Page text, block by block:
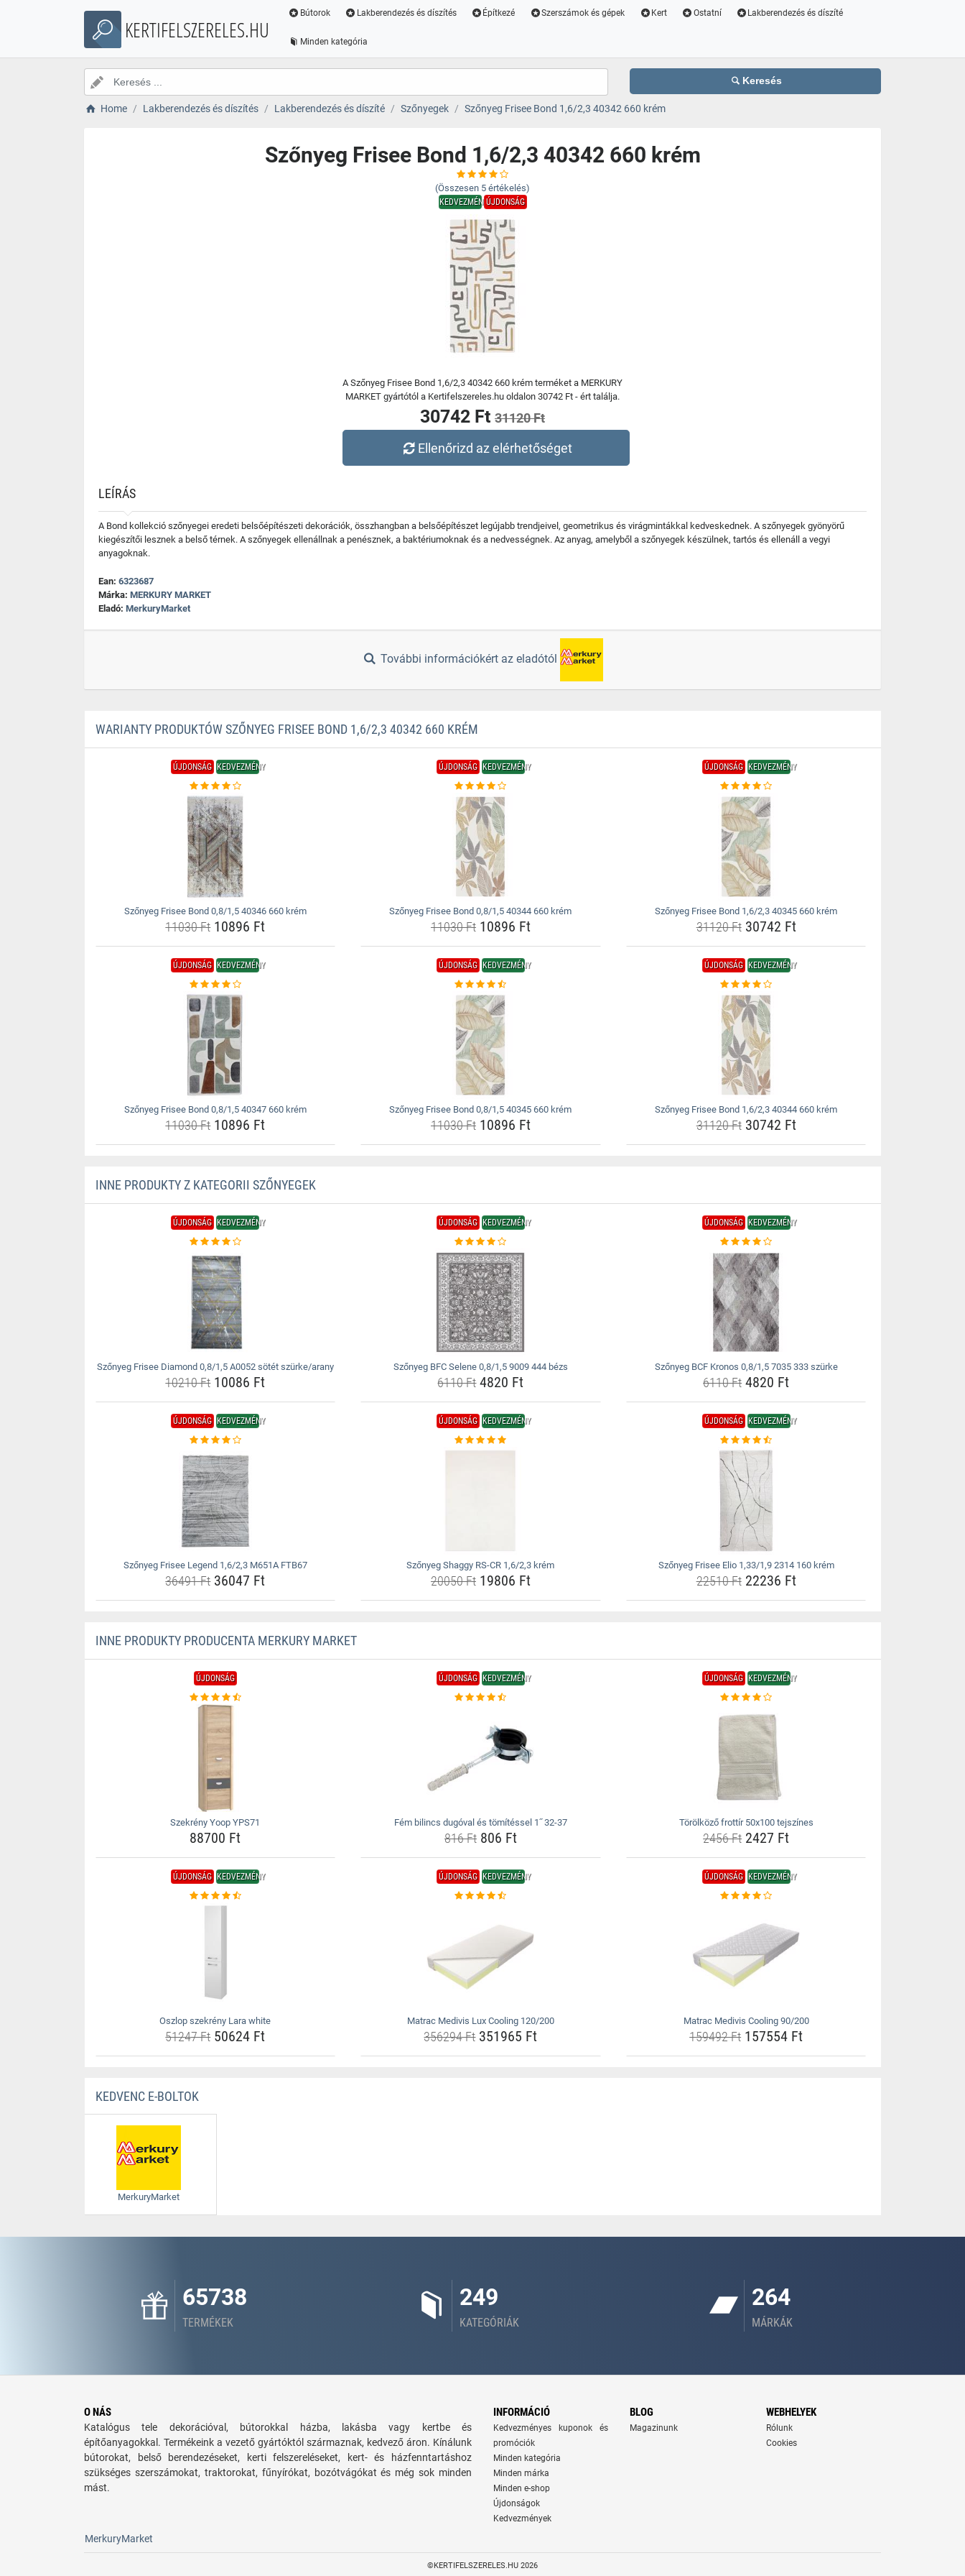
KERTIFELSZERELES.HU
Bútorok Lakberendezés és díszítés Építkezé Szerszámok és gépek Kert Ostatní Lakberendezés és díszíté
Minden kategória
Keresés
Home Lakberendezés és díszítés Lakberendezés és díszíté Szőnyegek Szőnyeg Frisee Bond 1,6/2,3 40342 660 krém
Szőnyeg Frisee Bond 1,6/2,3 40342 660 krém
(Összesen 5 értékelés)
KEDVEZMÉNYÚJDONSÁG
A Szőnyeg Frisee Bond 1,6/2,3 40342 660 krém terméket a MERKURY
MARKET gyártótól a Kertifelszereles.hu oldalon 30742 Ft - ért találja.
30742 Ft 31120 Ft
Ellenőrizd az elérhetőséget
LEÍRÁS
A Bond kollekció szőnyegei eredeti belsőépítészeti dekorációk, összhangban a belsőépítészet legújabb trendjeivel, geometrikus és virágmintákkal kedveskednek. A szőnyegek gyönyörű
kiegészítői lesznek a belső térnek. A szőnyegek ellenállnak a penésznek, a baktériumoknak és a nedvességnek. Az anyag, amelyből a szőnyegek készülnek, tartós és ellenáll a vegyi
anyagoknak.
Ean: 6323687
Márka: MERKURY MARKET
Eladó: MerkuryMarket
További információkért az eladótól
WARIANTY PRODUKTÓW SZŐNYEG FRISEE BOND 1,6/2,3 40342 660 KRÉM
ÚJDONSÁG KEDVEZMÉNY
Szőnyeg Frisee Bond 0,8/1,5 40346 660 krém
11030 Ft10896 Ft
ÚJDONSÁG KEDVEZMÉNY
Szőnyeg Frisee Bond 0,8/1,5 40344 660 krém
11030 Ft10896 Ft
ÚJDONSÁG KEDVEZMÉNY
Szőnyeg Frisee Bond 1,6/2,3 40345 660 krém
31120 Ft30742 Ft
ÚJDONSÁG KEDVEZMÉNY
Szőnyeg Frisee Bond 0,8/1,5 40347 660 krém
11030 Ft10896 Ft
ÚJDONSÁG KEDVEZMÉNY
Szőnyeg Frisee Bond 0,8/1,5 40345 660 krém
11030 Ft10896 Ft
ÚJDONSÁG KEDVEZMÉNY
Szőnyeg Frisee Bond 1,6/2,3 40344 660 krém
31120 Ft30742 Ft
INNE PRODUKTY Z KATEGORII SZŐNYEGEK
ÚJDONSÁG KEDVEZMÉNY
Szőnyeg Frisee Diamond 0,8/1,5 A0052 sötét szürke/arany
10210 Ft10086 Ft
ÚJDONSÁG KEDVEZMÉNY
Szőnyeg BFC Selene 0,8/1,5 9009 444 bézs
6110 Ft4820 Ft
ÚJDONSÁG KEDVEZMÉNY
Szőnyeg BCF Kronos 0,8/1,5 7035 333 szürke
6110 Ft 4820 Ft
ÚJDONSÁG KEDVEZMÉNY
Szőnyeg Frisee Legend 1,6/2,3 M651A FTB67
36491 Ft36047 Ft
ÚJDONSÁG KEDVEZMÉNY
Szőnyeg Shaggy RS-CR 1,6/2,3 krém
20050 Ft19806 Ft
ÚJDONSÁG KEDVEZMÉNY
Szőnyeg Frisee Elio 1,33/1,9 2314 160 krém
22510 Ft22236 Ft
INNE PRODUKTY PRODUCENTA MERKURY MARKET
ÚJDONSÁG
Szekrény Yoop YPS71
88700 Ft
ÚJDONSÁG KEDVEZMÉNY
Fém bilincs dugóval és tömítéssel 1˝ 32-37
816 Ft806 Ft
ÚJDONSÁG KEDVEZMÉNY
Törölköző frottír 50x100 tejszínes
2456 Ft 2427 Ft
ÚJDONSÁG KEDVEZMÉNY
Oszlop szekrény Lara white
51247 Ft50624 Ft
ÚJDONSÁG KEDVEZMÉNY
Matrac Medivis Lux Cooling 120/200
356294 Ft351965 Ft
ÚJDONSÁG KEDVEZMÉNY
Matrac Medivis Cooling 90/200
159492 Ft 157554 Ft
KEDVENC E-BOLTOK
MerkuryMarket
65738
TERMÉKEK
249
KATEGÓRIÁK
264
MÁRKÁK
O NÁS
Katalógus tele dekorációval, bútorokkal házba, lakásba vagy kertbe és
építőanyagokkal. Termékeink a vezető gyártóktól származnak, kedvező áron. Kínálunk
bútorokat, belső berendezéseket, kerti felszereléseket, kert- és házfenntartáshoz
szükséges szerszámokat, traktorokat, fűnyírókat, bozótvágókat és még sok minden
mást.
INFORMÁCIÓ
Kedvezményes kuponok és
promóciók
Minden kategória
Minden márka
Minden e-shop
Újdonságok
Kedvezmények
BLOG
Magazinunk
WEBHELYEK
Rólunk
Cookies
MerkuryMarket
©KERTIFELSZERELES.HU 2026